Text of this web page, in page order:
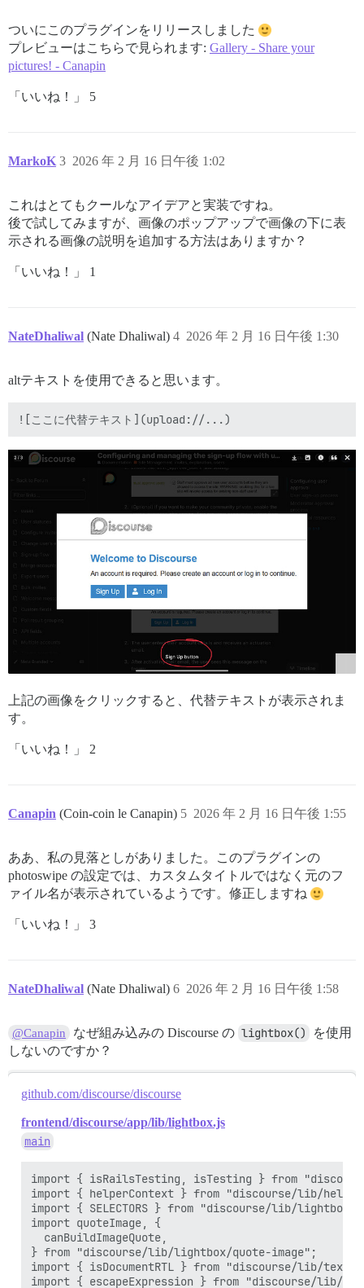
- 各投稿上（設定で無効にできます）:
![Topic Gallery post button|282x61](upload://
:information_source: 投稿からギャラリーを開いた場合、ギャラ
### ギャラリーURL
[`https://canapin.discourse.diy/t/share-your-
[`https://canapin.discourse.diy/gallery/share-your-
公開されているJSONエンドポイントもあります。
[`https://canapin.discourse.diy/gallery/share-your-
## セキュリティとクエリ
アップロードクエリには以下が含まれません。
- 投稿からの画像の順序は保持されます
- ユーザーがアップロードした画像ではないもの
- 現在のユーザーがアクセス権のない投稿からのアップロード。
- ウィスパー（現在のユーザーがウィスパーを見ることができ
  - 削除された投稿
  - 無視しているユーザーの投稿
## ギャラリーの動作
- ホットリンクされた画像は表示されません。
- 小さな画像は表示されません（最小解像度は設定で変更可能）。
- 重複する画像は一度だけ表示されます。
- 引用符内の画像は表示されます。
|-|-|-|-|
|`topic_gallery_enabled`|boolean|`true`|トピックギャラリ
|`topic_gallery_allowed_groups`|group_list|`admins`|トピ
|`topic_gallery_excluded_categories`|category_list|`""`|トピ
ついにこのプラグインをリリースしました
プレビューはこちらで見られます: Gallery - Share your
pictures! - Canapin
「いいね！」 5
MarkoK 2026 年 2 月 16 日午後 1:02
3
これはとてもクールなアイデアと実装ですね。
後で試してみますが、画像のポップアップで画像の下に表
示される画像の説明を追加する方法はありますか？
「いいね！」 1
NateDhaliwal (Nate Dhaliwal) 2026 年 2 月 16 日午後 1:30
4
altテキストを使用できると思います。
上記の画像をクリックすると、代替テキストが表示されま
す。
「いいね！」 2
Canapin (Coin-coin le Canapin) 2026 年 2 月 16 日午後 1:55
5
ああ、私の見落としがありました。このプラグインの
photoswipe の設定では、カスタムタイトルではなく元のフ
ァイル名が表示されているようです。修正しますね
「いいね！」 3
NateDhaliwal (Nate Dhaliwal) 2026 年 2 月 16 日午後 1:58
6
@Canapin なぜ組み込みの Discourse の lightbox()
を使用
しないのですか？
github.com/discourse/discourse
frontend/discourse/app/lib/lightbox.js
main
import { isRailsTesting, isTesting } from
import { helperContext } from "discourse/lib/
import { SELECTORS } from "discourse/lib/lightbox/
import quoteImage, {
  canBuildImageQuote,
} from "discourse/lib/lightbox/quote-image";
import { isDocumentRTL } from "discourse/lib/
import { escapeExpression } from "discourse/lib/